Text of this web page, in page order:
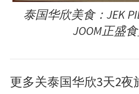
泰国华欣美食：JEK
JOOM正盛
更多关泰国华欣3天2夜